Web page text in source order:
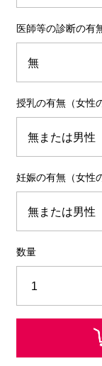
医師等の診断の有
授乳の有無（女性
妊娠の有無（女性
数量